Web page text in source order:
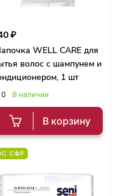
₽
WELL CARE для
волос с шампунем и
1 шт
0 В наличии
В корзину
СФР